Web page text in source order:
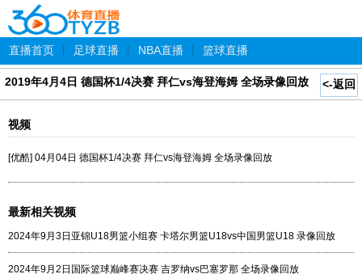
直播首页 足球直播 NBA直播 篮球直播
<-返回
2019年4月4日 德国杯1/4决赛 拜仁vs海登海姆 全场录像回放
视频
[优酷] 04月04日 德国杯1/4决赛 拜仁vs海登海姆 全场录像回放
最新相关视频
2024年9月3日亚锦U18男篮小组赛 卡塔尔男篮U18vs中国男篮U18 录像回放
2024年9月2日国际篮球巅峰赛决赛 吉罗纳vs巴塞罗那 全场录像回放